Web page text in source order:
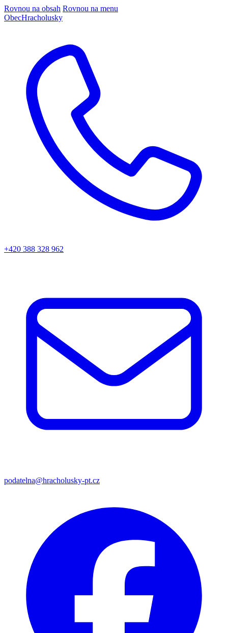
Rovnou na obsah Rovnou na menu
ObecHracholusky
+420 388 328 962
podatelna@hracholusky-pt.cz